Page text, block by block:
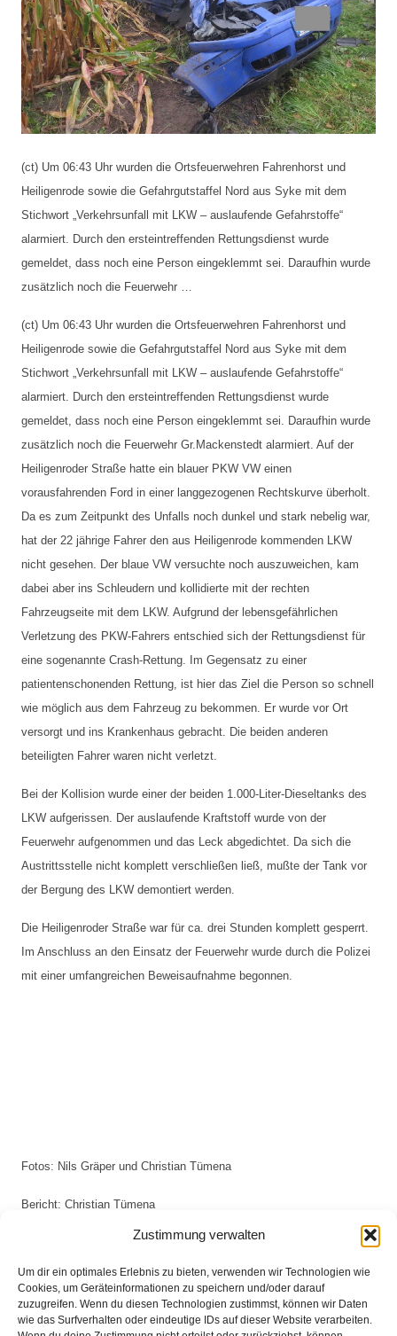
Zustimmung verwalten
Um dir ein optimales Erlebnis zu bieten, verwenden wir Technologien wie
Cookies, um Geräteinformationen zu speichern und/oder darauf
zuzugreifen. Wenn du diesen Technologien zustimmst, können wir Daten
wie das Surfverhalten oder eindeutige IDs auf dieser Website verarbeiten.
(ct) Um 06:43 Uhr wurden die Ortsfeuerwehren Fahrenhorst und
Heiligenrode sowie die Gefahrgutstaffel Nord aus Syke mit dem
Stichwort „Verkehrsunfall mit LKW – auslaufende Gefahrstoffe“
alarmiert. Durch den ersteintreffenden Rettungsdienst wurde
gemeldet, dass noch eine Person eingeklemmt sei. Daraufhin wurde
zusätzlich noch die Feuerwehr …
(ct) Um 06:43 Uhr wurden die Ortsfeuerwehren Fahrenhorst und
Heiligenrode sowie die Gefahrgutstaffel Nord aus Syke mit dem
Stichwort „Verkehrsunfall mit LKW – auslaufende Gefahrstoffe“
alarmiert. Durch den ersteintreffenden Rettungsdienst wurde
gemeldet, dass noch eine Person eingeklemmt sei. Daraufhin wurde
zusätzlich noch die Feuerwehr Gr.Mackenstedt alarmiert. Auf der
Heiligenroder Straße hatte ein blauer PKW VW einen
vorausfahrenden Ford in einer langgezogenen Rechtskurve überholt.
Da es zum Zeitpunkt des Unfalls noch dunkel und stark nebelig war,
hat der 22 jährige Fahrer den aus Heiligenrode kommenden LKW
nicht gesehen. Der blaue VW versuchte noch auszuweichen, kam
dabei aber ins Schleudern und kollidierte mit der rechten
Fahrzeugseite mit dem LKW. Aufgrund der lebensgefährlichen
Verletzung des PKW-Fahrers entschied sich der Rettungsdienst für
eine sogenannte Crash-Rettung. Im Gegensatz zu einer
patientenschonenden Rettung, ist hier das Ziel die Person so schnell
wie möglich aus dem Fahrzeug zu bekommen. Er wurde vor Ort
versorgt und ins Krankenhaus gebracht. Die beiden anderen
beteiligten Fahrer waren nicht verletzt.
Bei der Kollision wurde einer der beiden 1.000-Liter-Dieseltanks des
LKW aufgerissen. Der auslaufende Kraftstoff wurde von der
Feuerwehr aufgenommen und das Leck abgedichtet. Da sich die
Austrittsstelle nicht komplett verschließen ließ, mußte der Tank vor
der Bergung des LKW demontiert werden.
Die Heiligenroder Straße war für ca. drei Stunden komplett gesperrt.
Im Anschluss an den Einsatz der Feuerwehr wurde durch die Polizei
mit einer umfangreichen Beweisaufnahme begonnen.
Fotos: Nils Gräper und Christian Tümena
Bericht: Christian Tümena
Eingesetzte Kräfte: Feuerwehr Fahrenhorst +++
Feuerwehr Groß Mackenstedt +++ Feuerwehr
Heiligenrode +++ Polizei +++ Rettungsdienst +++